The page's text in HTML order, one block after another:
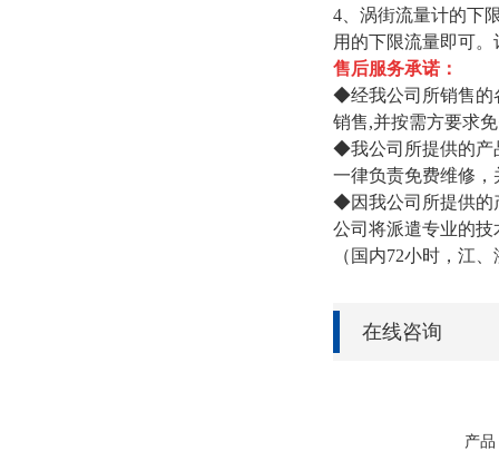
4、涡街流量计的下
用的下限流量即可
售后服务承诺：
◆经我公司所销售的
销售,并按需方要求
◆我公司所提供的产
一律负责免费维修
◆因我公司所提供的
公司将派遣专业的
（国内72小时，江
在线咨询
产品